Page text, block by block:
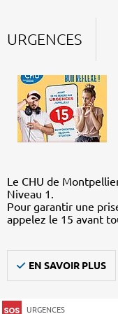
URGENCES
Le CHU de
Niveau 1.
Pour garantir une
appelez le 15 avant
EN SAVOIR PLUS
URGENCES